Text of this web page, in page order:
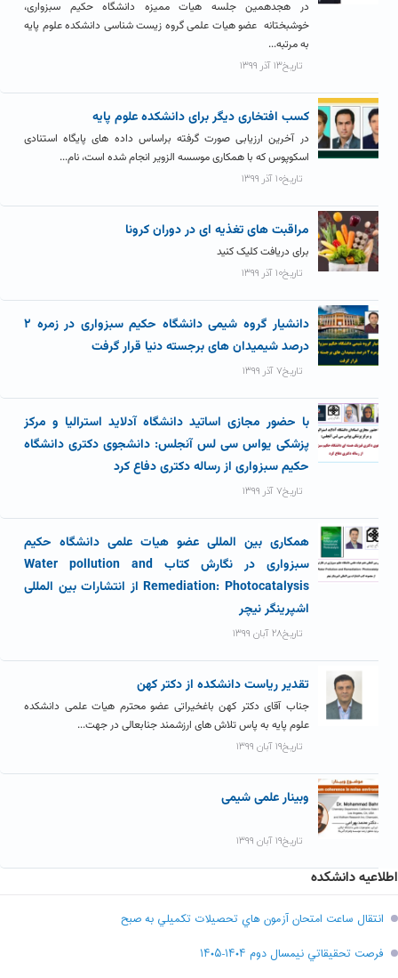
در هجدهمین جلسه هیات ممیزه دانشگاه حکیم سبزواری،
خوشبختانه عضو هیات علمی گروه زیست شناسی دانشکده علوم پایه
به مرتبه...
تاریخ۱۳ آذر ۱۳۹۹
کسب افتخاری دیگر برای دانشکده علوم پایه
در آخرین ارزیابی صورت گرفته براساس داده‌ های پایگاه استنادی
اسکوپوس که با همکاری موسسه الزویر انجام شده است، نام...
تاریخ۱۰ آذر ۱۳۹۹
مراقبت های تغذیه ای در دوران کرونا
برای دریافت کلیک کنید
تاریخ۱۰ آذر ۱۳۹۹
دانشیار گروه شیمی دانشگاه حکیم سبزواری در زمره ۲
درصد شیمیدان های برجسته دنیا قرار گرفت
تاریخ۷ آذر ۱۳۹۹
با حضور مجازی اساتید دانشگاه آدلاید استرالیا و مرکز
پزشکی یواس سی لس آنجلس: دانشجوی دکتری دانشگاه
حکیم سبزواری از رساله دکتری دفاع کرد
تاریخ۷ آذر ۱۳۹۹
همکاری بین المللی عضو هیات علمی دانشگاه حکیم
سبزواری در نگارش کتاب Water pollution and
Remediation: Photocatalysis از انتشارات بین المللی
اشپرینگر نیچر
تاریخ۲۸ آبان ۱۳۹۹
تقدیر ریاست دانشکده از دکتر کهن
جناب آقای دکتر کهن باغخیراتی عضو محترم هیات علمی دانشکده
علوم پایه به پاس تلاش های ارزشمند جنابعالی در جهت...
تاریخ۱۹ آبان ۱۳۹۹
وبینار علمی شیمی
تاریخ۱۹ آبان ۱۳۹۹
اطلاعیه دانشکده
انتقال ساعت امتحان آزمون هاي تحصيلات تکميلي به صبح
فرصت تحقيقاتي نیمسال دوم ۱۴۰۴-۱۴۰۵